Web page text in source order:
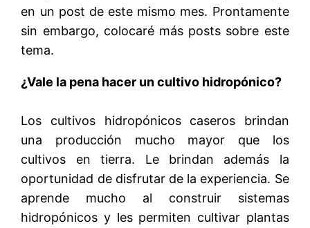
en un post de este mismo mes. Prontamente
sin embargo, colocaré más posts sobre este
tema.
¿Vale la pena hacer un cultivo hidropónico?
Los cultivos hidropónicos caseros brindan
una producción mucho mayor que los
cultivos en tierra. Le brindan además la
oportunidad de disfrutar de la experiencia. Se
aprende mucho al construir sistemas
hidropónicos y les permiten cultivar plantas